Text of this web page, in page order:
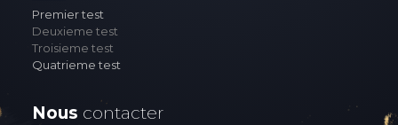
Premier test
Deuxieme test
Troisieme test
Quatrieme test
Nous contacter